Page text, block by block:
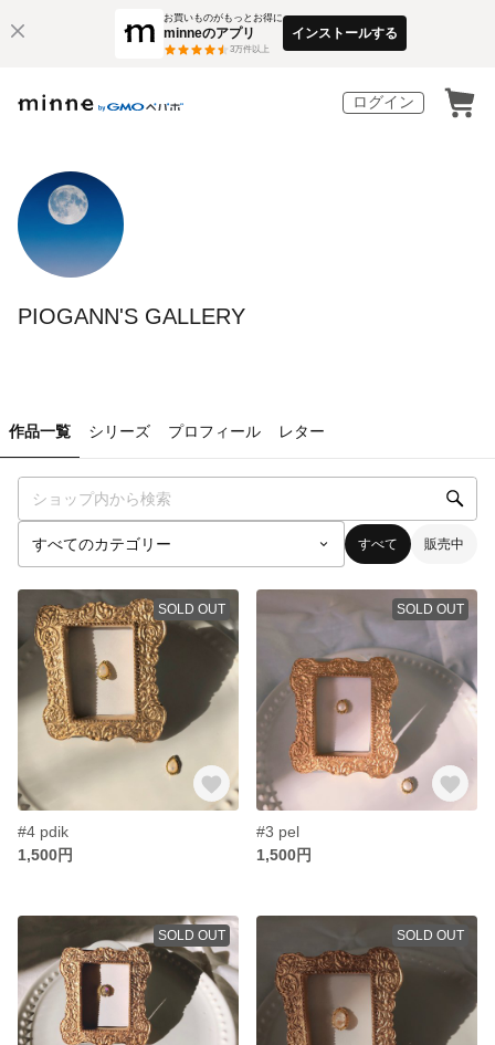
お買いものがもっとお得に
minneのアプリ
3万件以上
インストールする
ログイン
PIOGANN'S GALLERY
作品一覧 シリーズ プロフィール レター
すべて 販売中
SOLD OUT
#4 pdik
1,500円
SOLD OUT
#3 pel
1,500円
SOLD OUT SOLD OUT